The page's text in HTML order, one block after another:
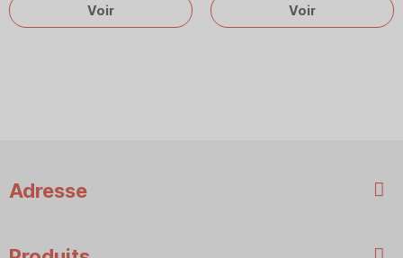
Voir Voir
Adresse